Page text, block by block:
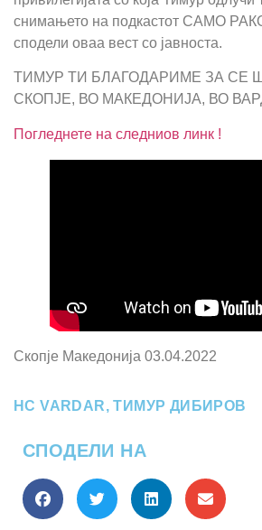
снимањето на подкастот САМО
сподели оваа вест со јавноста.
ТИМУР ТИ БЛАГОДАРИМЕ ЗА СЕ
СКОПЈЕ, ВО МАКЕДОНИЈА, ВО
Погледнете на следниов линк !
Скопје Македонија 03.04.2022
HC VARDAR,ТИМУР ДИБИРОВ
СПОДЕЛИ НА